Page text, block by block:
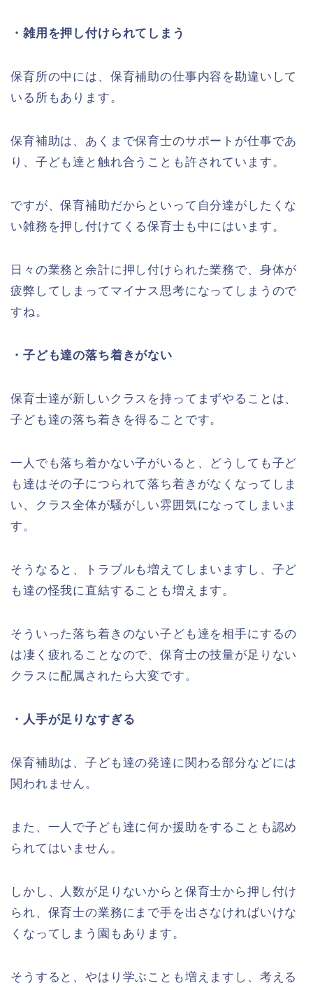
・雑用を押し付けられてしまう
保育所の中には、保育補助の仕事内容を勘違いして
いる所もあります。
保育補助は、あくまで保育士のサポートが仕事であ
り、子ども達と触れ合うことも許されています。
ですが、保育補助だからといって自分達がしたくな
い雑務を押し付けてくる保育士も中にはいます。
日々の業務と余計に押し付けられた業務で、身体が
疲弊してしまってマイナス思考になってしまうので
すね。
・子ども達の落ち着きがない
保育士達が新しいクラスを持ってまずやることは、
子ども達の落ち着きを得ることです。
一人でも落ち着かない子がいると、どうしても子ど
も達はその子につられて落ち着きがなくなってしま
い、クラス全体が騒がしい雰囲気になってしまいま
す。
そうなると、トラブルも増えてしまいますし、子ど
も達の怪我に直結することも増えます。
そういった落ち着きのない子ども達を相手にするの
は凄く疲れることなので、保育士の技量が足りない
クラスに配属されたら大変です。
・人手が足りなすぎる
保育補助は、子ども達の発達に関わる部分などには
関われません。
また、一人で子ども達に何か援助をすることも認め
られてはいません。
しかし、人数が足りないからと保育士から押し付け
られ、保育士の業務にまで手を出さなければいけな
くなってしまう園もあります。
そうすると、やはり学ぶことも増えますし、考える